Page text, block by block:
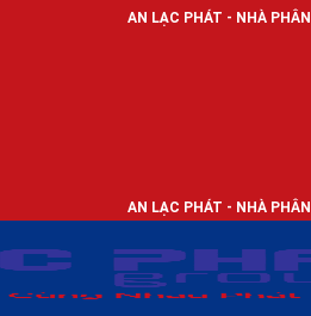
AN LẠC PHÁT - NHÀ PHÂN PHỐI THIẾT
AN LẠC PHÁT - NHÀ PHÂN PHỐI THIẾT